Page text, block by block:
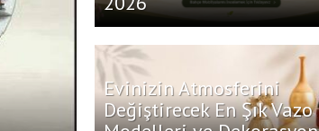
Evinizin Atmosferini
Değiştirecek En Şık Vazo